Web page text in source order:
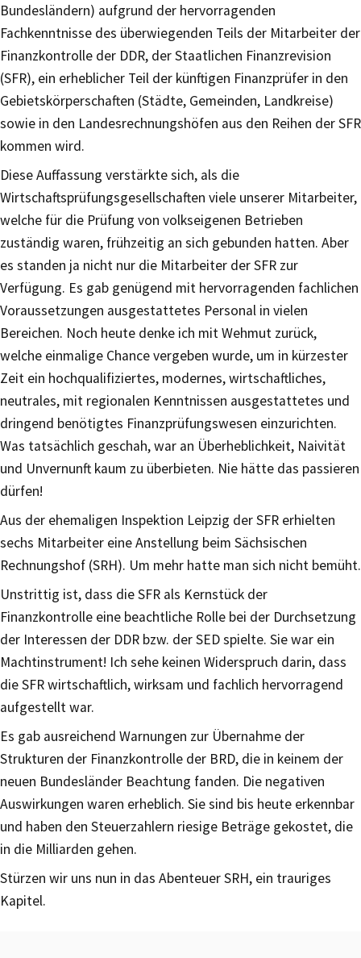
Bundesländern) aufgrund der hervorragenden
Fachkenntnisse des überwiegenden Teils der Mitarbeiter der
Finanzkontrolle der DDR, der Staatlichen Finanzrevision
(SFR), ein erheblicher Teil der künftigen Finanzprüfer in den
Gebietskörperschaften (Städte, Gemeinden, Landkreise)
sowie in den Landesrechnungshöfen aus den Reihen der SFR
kommen wird.
Diese Auffassung verstärkte sich, als die
Wirtschaftsprüfungsgesellschaften viele unserer Mitarbeiter,
welche für die Prüfung von volkseigenen Betrieben
zuständig waren, frühzeitig an sich gebunden hatten. Aber
es standen ja nicht nur die Mitarbeiter der SFR zur
Verfügung. Es gab genügend mit hervorragenden fachlichen
Voraussetzungen ausgestattetes Personal in vielen
Bereichen. Noch heute denke ich mit Wehmut zurück,
welche einmalige Chance vergeben wurde, um in kürzester
Zeit ein hochqualifiziertes, modernes, wirtschaftliches,
neutrales, mit regionalen Kenntnissen ausgestattetes und
dringend benötigtes Finanzprüfungswesen einzurichten.
Was tatsächlich geschah, war an Überheblichkeit, Naivität
und Unvernunft kaum zu überbieten. Nie hätte das passieren
dürfen!
Aus der ehemaligen Inspektion Leipzig der SFR erhielten
sechs Mitarbeiter eine Anstellung beim Sächsischen
Rechnungshof (SRH). Um mehr hatte man sich nicht bemüht.
Unstrittig ist, dass die SFR als Kernstück der
Finanzkontrolle eine beachtliche Rolle bei der Durchsetzung
der Interessen der DDR bzw. der SED spielte. Sie war ein
Machtinstrument! Ich sehe keinen Widerspruch darin, dass
die SFR wirtschaftlich, wirksam und fachlich hervorragend
aufgestellt war.
Es gab ausreichend Warnungen zur Übernahme der
Strukturen der Finanzkontrolle der BRD, die in keinem der
neuen Bundesländer Beachtung fanden. Die negativen
Auswirkungen waren erheblich. Sie sind bis heute erkennbar
und haben den Steuerzahlern riesige Beträge gekostet, die
in die Milliarden gehen.
Stürzen wir uns nun in das Abenteuer SRH, ein trauriges
Kapitel.